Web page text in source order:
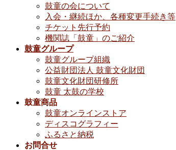
鼓童の会について
入会・継続ほか、各種変更手続き等
チケット先行予約
機関誌「鼓童」のご紹介
鼓童グループ
鼓童グループ組織
公益財団法人 鼓童文化財団
鼓童文化財団研修所
鼓童 太鼓の学校
鼓童商品
鼓童オンラインストア
ディスコグラフィー
ふるさと納税
お問合せ